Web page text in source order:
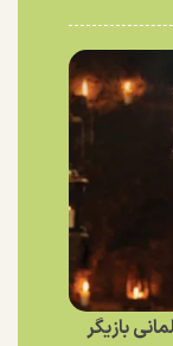
بازیگر